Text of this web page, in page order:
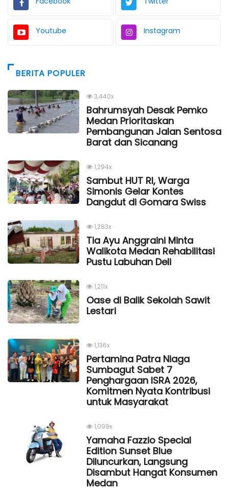
Youtube Instagram
BERITA POPULER
3,440x
Bahrumsyah Desak Pemko
Medan Prioritaskan
Pembangunan Jalan Sentosa
Barat dan Sicanang
1,294x
Sambut HUT RI, Warga
Simonis Gelar Kontes
Dangdut di Gomara Swiss
1,283x
Tia Ayu Anggraini Minta
Walikota Medan Rehabilitasi
Pustu Labuhan Deli
1,211x
Oase di Balik Sekolah Sawit
Lestari
1,136x
Pertamina Patra Niaga
Sumbagut Sabet 7
Penghargaan ISRA 2026,
Komitmen Nyata Kontribusi
untuk Masyarakat
1,099x
Yamaha Fazzio Special
Edition Sunset Blue
Diluncurkan, Langsung
Disambut Hangat Konsumen
Medan